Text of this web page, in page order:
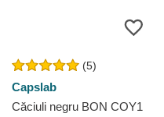
(5)
Capslab
Căciuli negru BON COY1